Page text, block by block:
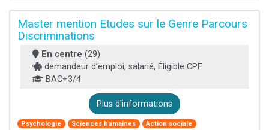
Master mention Etudes sur le Genre Parcours
Discriminations
En centre (29)
demandeur d’emploi, salarié, Éligible CPF
BAC+3/4
Plus d'informations
Psychologie Sciences humaines Action sociale